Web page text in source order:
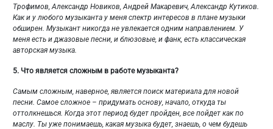
Трофимов, Александр Новиков, Андрей Макаревич, Александр Кутиков.
Как и у любого музыканта у меня спектр интересов в плане музыки
обширен. Музыкант никогда не увлекается одним направлением. У
меня есть и джазовые песни, и блюзовые, и фанк, есть классическая
авторская музыка.
5. Что является сложным в работе музыканта?
Самым сложным, наверное, является поиск материала для новой
песни. Самое сложное – придумать основу, начало, откуда ты
оттолкнешься. Когда этот период будет пройден, все пойдет как по
маслу. Ты уже понимаешь, какая музыка будет, знаешь, о чем будешь